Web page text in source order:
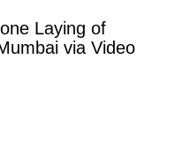
Laying of
via Video